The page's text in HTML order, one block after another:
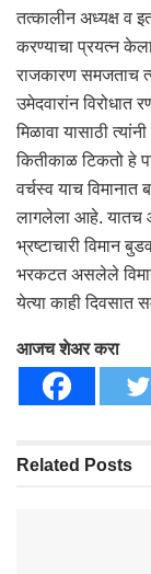
तत्कालीन अध्यक्ष व
करण्याचा प्रयत्न
राजकारण समजताच
उमेदवारांन
मिळावा यासाठी
कितीकाळ टिकतो हे
वर्चस्व याच
लागलेला आहे. यातच
भ्रष्टाचारी विमान
भरकटत असलेले
येत्या काही दिवसात
आजच शेअर करा
Related Posts